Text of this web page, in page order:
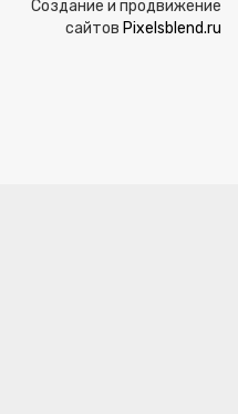
Создание и продвижение
сайтов Pixelsblend.ru